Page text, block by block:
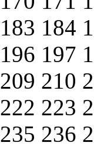
183 184
196 197
209 210
222 223
235 236